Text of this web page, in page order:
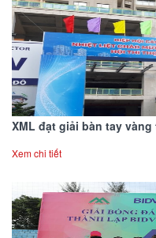
XML đạt giải bàn tay
Xem chi tiết